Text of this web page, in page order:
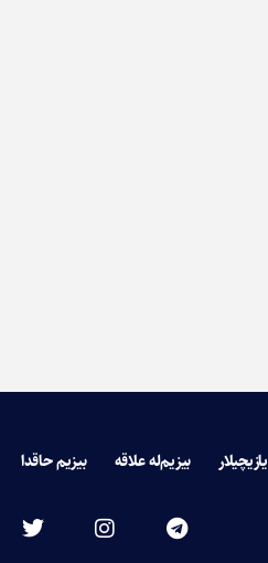
یازیچیلار بیزیم‌له علاقه بیزیم حاقدا